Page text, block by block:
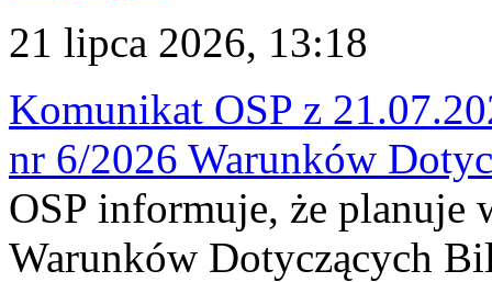
21 lipca 2026, 13:18
Komunikat OSP z
nr 6/2026 Warunków
OSP informuje, że planuje
Warunków Dotyczących